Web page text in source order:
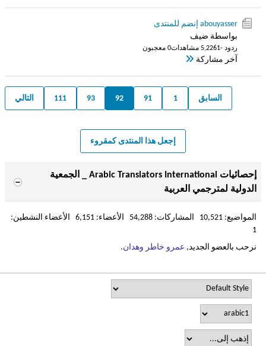
abouyasser إنضم للمنتدى
بواسطة ضيف
ردود -1 5,226 مشاهدات 0 معجبون
آخر مشاركة
السابق 1
91
92
93
111 التالي
إجعل هذا المنتدى كمقروء
إحصائيات Arabic Translators International _ الجمعية
الدولية لمترجمي العربية
المواضيع: 10,521 المشاركات: 54,288 الأعضاء: 6,151 الأعضاء النشطين:
1
نرحب بالعضو الجديد, عمرو خاطر وهدان.